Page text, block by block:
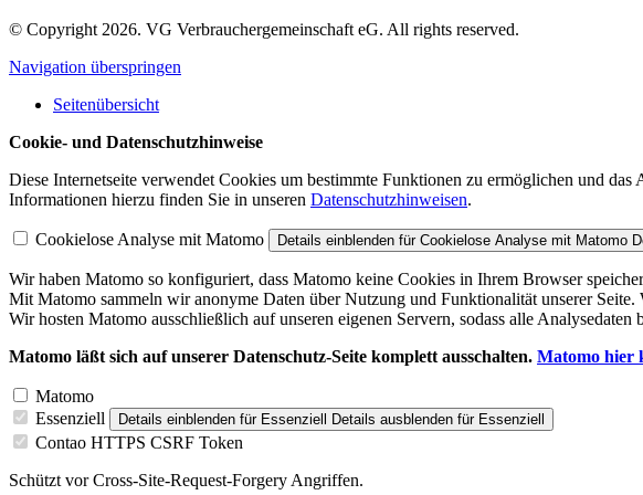
© Copyright 2026. VG Verbrauchergemeinschaft eG. All rights reserved.
Navigation überspringen
Seitenübersicht
Cookie- und Datenschutzhinweise
Diese Internetseite verwendet Cookies um bestimmte Funktionen zu ermöglichen und
Informationen hierzu finden Sie in unseren Datenschutzhinweisen.
Cookielose Analyse mit Matomo Details einblenden für Cookielose Analyse mit Matomo
Wir haben Matomo so konfiguriert, dass Matomo keine Cookies in Ihrem Browser
Mit Matomo sammeln wir anonyme Daten über Nutzung und Funktionalität unserer Seite.
Wir hosten Matomo ausschließlich auf unseren eigenen Servern, sodass alle
Matomo läßt sich auf unserer Datenschutz-Seite komplett ausschalten. Matomo hier
Matomo
Essenziell
Details einblenden für Essenziell Details ausblenden für Essenziell
Contao HTTPS CSRF Token
Schützt vor Cross-Site-Request-Forgery Angriffen.